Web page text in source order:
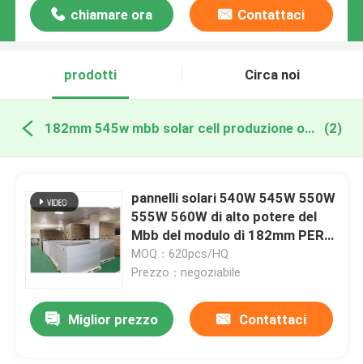
chiamare ora Contattaci
prodotti Circa noi
182mm 545w mbb solar cell produzione online (2)
pannelli solari 540W 545W 550W
555W 560W di alto potere del
Mbb del modulo di 182mm PERC
PV
MOQ：620pcs/HQ
Prezzo：negoziabile
Miglior prezzo Contattaci